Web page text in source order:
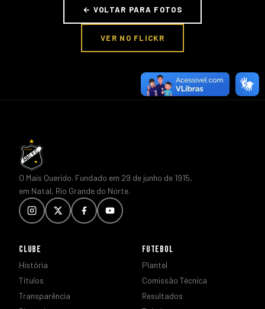
← VOLTAR PARA FOTOS
VER NO FLICKR
O Mais Querido. Fundado em 29 de junho de 1915,
em Natal, Rio Grande do Norte.
CLUBE
História
Títulos
Transparência
FUTEBOL
Plantel
Comissão Técnica
Resultados